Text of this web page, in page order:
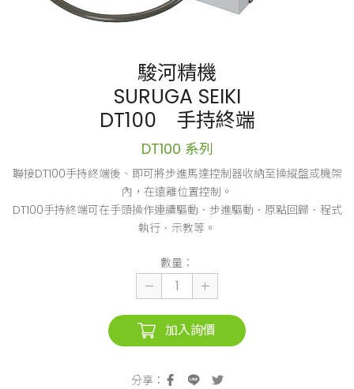
駿河精機
SURUGA SEIKI
DT100 手持終端
DT100 系列
聯接DT100手持終端後、即可將步進馬達控制器收納至操縱盤或機架
內，在遠離位置控制。
DT100手持終端可在手頭操作連續驅動．步進驅動．原點回歸．程式
執行．示教等。
數量：
加入詢價